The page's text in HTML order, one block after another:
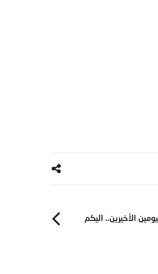
الأخيرين.. اليكم